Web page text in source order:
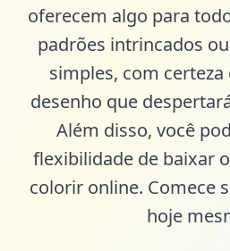
oferecem algo para
padrões intrincados
simples, com
desenho que
Além disso, você
flexibilidade de baixar
colorir online. Comece
hoje